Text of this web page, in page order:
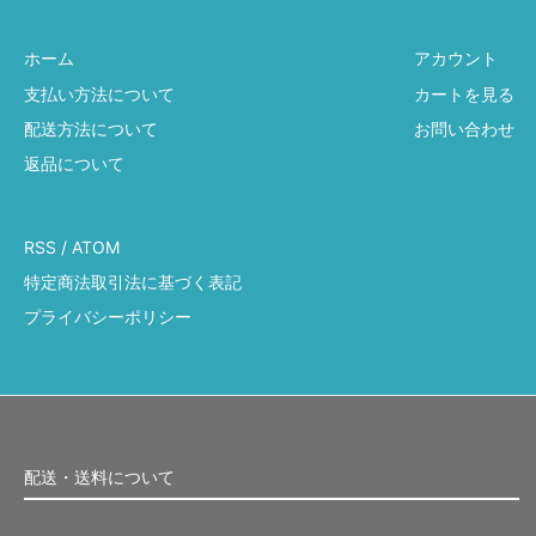
ホーム
支払い方法について
配送方法について
返品について
アカウント
カートを見る
お問い合わせ
RSS / ATOM
特定商法取引法に基づく表記
プライバシーポリシー
配送・送料について